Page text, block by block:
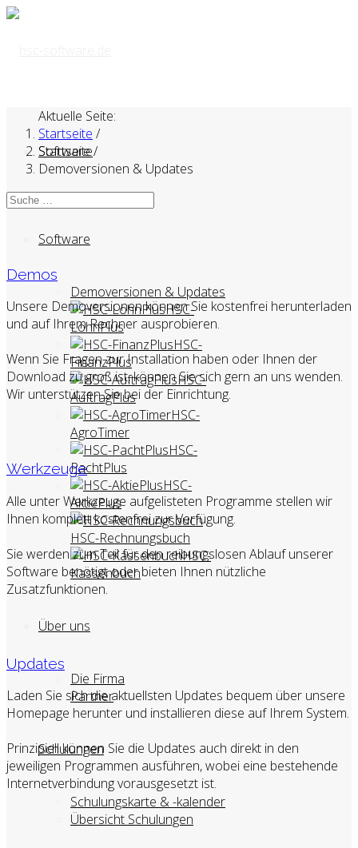
Startseite
Software
Demoversionen & Updates
HSC-
LohnPlus
HSC-
FinanzPlus
HSC-
AuftragPlus
HSC-
AgroTimer
HSC-
PachtPlus
HSC-
AktiePlus
HSC-Rechnungsbuch
HSC-
Kassenbuch
Über uns
Die Firma
Partner
Schulungen
Schulungskarte & -kalender
Übersicht Schulungen
Aktuelle Seite:
Startseite /
Software/
Demoversionen & Updates
Demos
Unsere Demoversionen können Sie kostenfrei herunterladen
und auf Ihrem Rechner ausprobieren.
Wenn Sie Fragen zur Installation haben oder Ihnen der
Download zu groß ist, können Sie sich gern an uns wenden.
Wir unterstützen Sie bei der Einrichtung.
Werkzeuge
Alle unter Werkzeuge aufgelisteten Programme stellen wir
Ihnen komplett kostenfrei zur Verfügung.
Sie werden zum Teil für den reibungslosen Ablauf unserer
Software benötigt oder bieten Ihnen nützliche
Zusatzfunktionen.
Updates
Laden Sie sich die aktuellsten Updates bequem über unsere
Homepage herunter und installieren diese auf Ihrem System.
Prinzipiell können Sie die Updates auch direkt in den
jeweiligen Programmen ausführen, wobei eine bestehende
Internetverbindung vorausgesetzt ist.